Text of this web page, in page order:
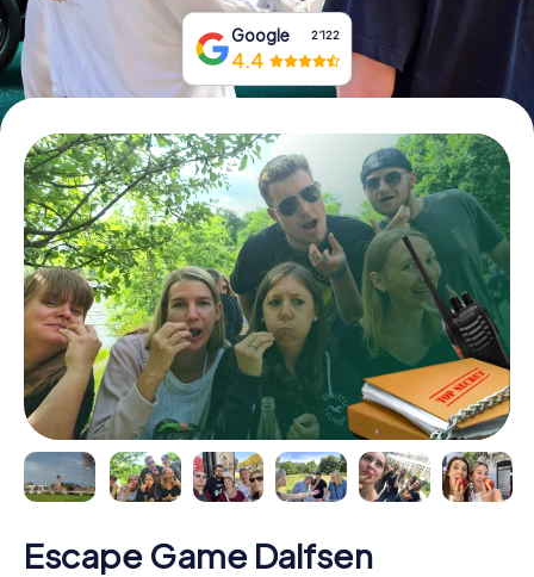
Google 2‘122
4.4
Escape Game Dalfsen